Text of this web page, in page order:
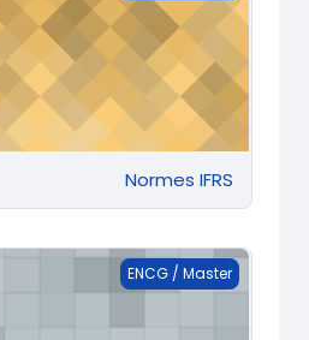
Normes IFRS
Financières et Bancaires
ENCG / Master